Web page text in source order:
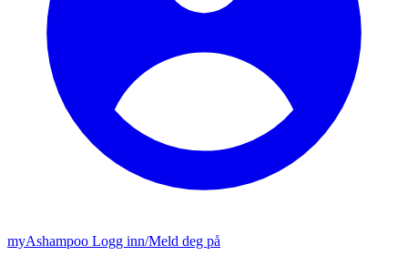
myAshampoo Logg inn/Meld deg på